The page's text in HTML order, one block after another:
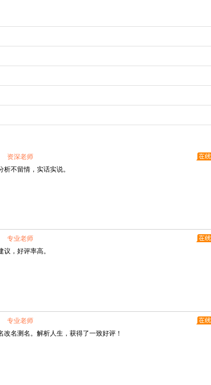
资深老师
不留情，实话实说。
专业老师
，好评率高。
专业老师
名测名。解析人生，获得了一致好评！